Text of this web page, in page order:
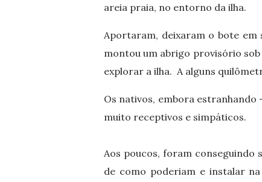
areia praia, no entorno da ilha.
Aportaram, deixaram o bote
montou um abrigo provisório
explorar a ilha. A alguns
Os nativos, embora estranhando
muito receptivos e simpáticos.
Aos poucos, foram
de como poderiam e instalar